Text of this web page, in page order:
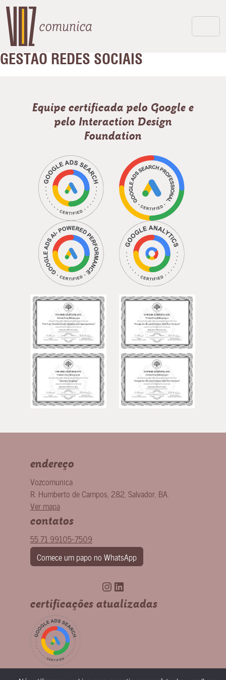
GESTÃO REDES SOCIAIS
Equipe certificada pelo Google e
pelo Interaction Design
Foundation
endereço
Vozcomunica
R. Humberto de Campos, 282 Salvador BA
Ver mapa
contatos
55 71 99105-7509
Comece um papo no WhatsApp
Instagram
LinkedIn
certificações atualizadas